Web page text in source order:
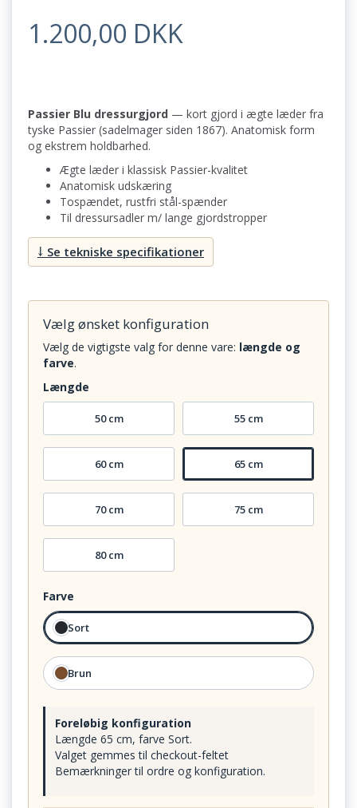
1.200,00 DKK
Passier Blu dressurgjord — kort gjord i ægte læder fra
tyske Passier (sadelmager siden 1867). Anatomisk form
og ekstrem holdbarhed.
Ægte læder i klassisk Passier-kvalitet
Anatomisk udskæring
Tospændet, rustfri stål-spænder
Til dressursadler m/ lange gjordstropper
↓ Se tekniske specifikationer
Vælg ønsket konfiguration
Vælg de vigtigste valg for denne vare: længde og
farve.
Længde
50 cm 55 cm
60 cm 65 cm
70 cm 75 cm
80 cm
Farve
Sort
Brun
Foreløbig konfiguration
Længde 65 cm, farve Sort.
Valget gemmes til checkout-feltet
Bemærkninger til ordre og konfiguration.